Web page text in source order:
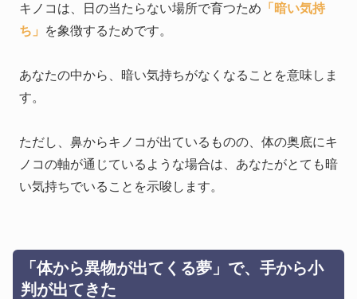
キノコは、日の当たらない場所で育つため 「暗い気持
ち」
を象徴するためです。
あなたの中から、暗い気持ちがなくなることを意味しま
す。
ただし、鼻からキノコが出ているものの、体の奥底にキ
ノコの軸が通じているような場合は、あなたがとても暗
い気持ちでいることを示唆します。
「体から異物が出てくる夢」で、手から小
判が出てきた